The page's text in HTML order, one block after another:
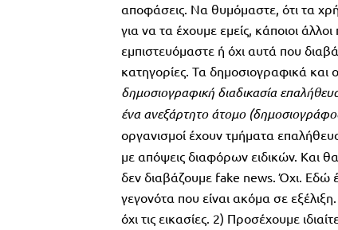
αποφάσεις. Να θυμόμαστε, ότι τα
για να τα έχουμε εμείς, κάποιοι
εμπιστευόμαστε ή όχι αυτά που
κατηγορίες. Τα δημοσιογραφικά και
δημοσιογραφική διαδικασία
ένα ανεξάρτητο άτομο
οργανισμοί έχουν τμήματα
με απόψεις διαφόρων ειδικών. Και
δεν διαβάζουμε fake news. Όχι. Εδώ
γεγονότα που είναι ακόμα σε
όχι τις εικασίες. 2) Προσέχουμε